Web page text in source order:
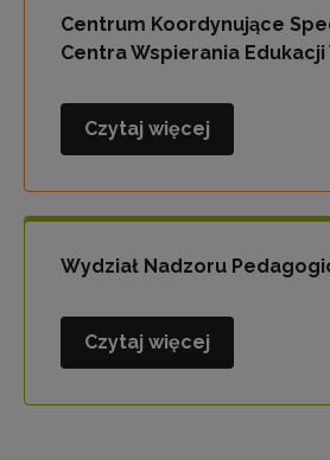
Centrum Koordynujące
Centra Wspierania Edukacji
Centrum
Specjalistyczne
Centra
Edukacji
Czytaj więcej
Wydział Nadzoru
Wydział
Pedagogicznego
Czytaj więcej